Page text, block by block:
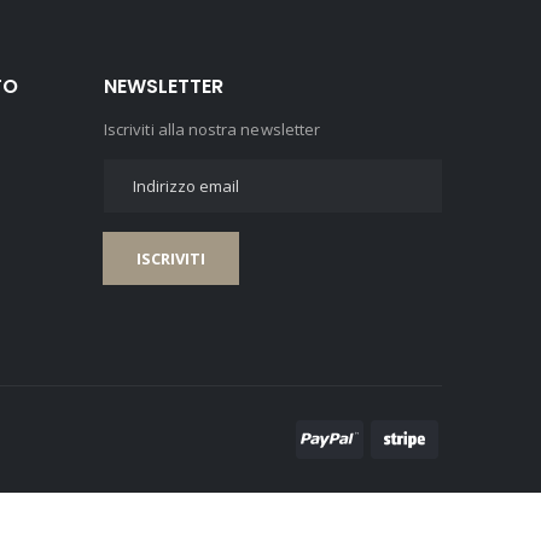
NEWSLETTER
Iscriviti alla nostra newsletter
ISCRIVITI